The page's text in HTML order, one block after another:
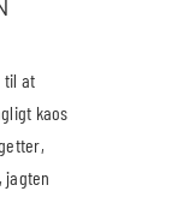
til at
kaos
jagten